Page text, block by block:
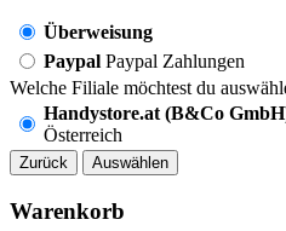
Überweisung
Paypal Paypal Zahlungen
Welche Filiale möchtest du
Handystore.at (B&Co
Österreich
Zurück Auswählen
Warenkorb